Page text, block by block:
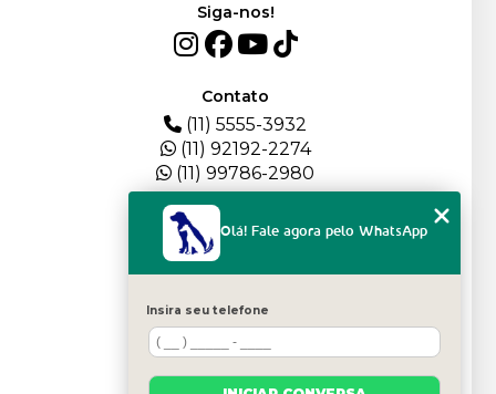
Siga-nos!
Contato
(11) 5555-3932
(11) 92192-2274
(11) 99786-2980
QUEM SOMOS
PLANTEL
BLOG
SERVIÇOS
Olá! Fale agora pelo WhatsApp
Insira seu telefone